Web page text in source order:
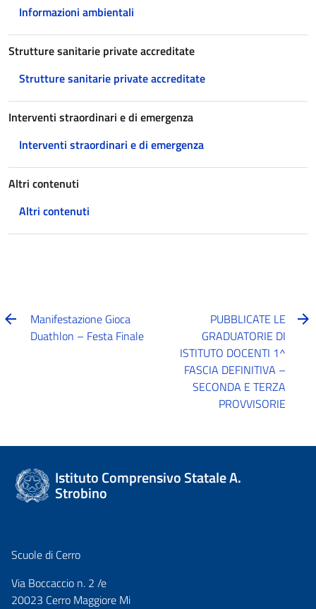
Informazioni ambientali
Strutture sanitarie private accreditate
Strutture sanitarie private accreditate
Interventi straordinari e di emergenza
Interventi straordinari e di emergenza
Altri contenuti
Altri contenuti
Manifestazione Gioca
Duathlon – Festa Finale
PUBBLICATE LE
GRADUATORIE DI
ISTITUTO DOCENTI 1^
FASCIA DEFINITIVA –
SECONDA E TERZA
PROVVISORIE
Istituto Comprensivo Statale A.
Strobino
Scuole di Cerro
Via Boccaccio n. 2 /e
20023 Cerro Maggiore Mi